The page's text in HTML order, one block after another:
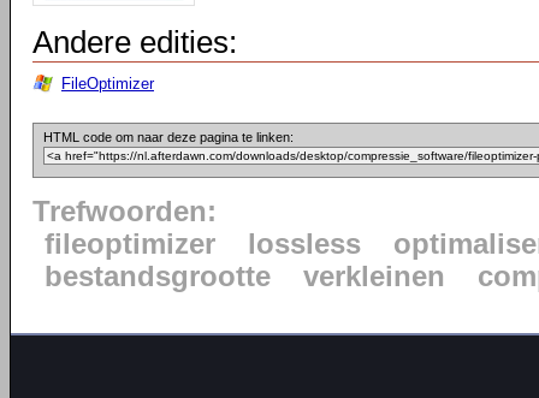
Andere edities:
FileOptimizer
HTML code om naar deze pagina te linken:
Trefwoorden:
fileoptimizer
lossless
bestandsgrootte
verkleinen